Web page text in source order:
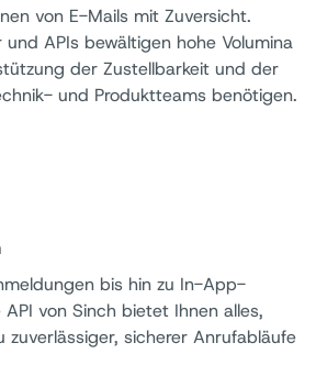
von E-Mails mit Zuversicht.
APIs bewältigen hohe Volumina
der Zustellbarkeit und der
und Produktteams benötigen.
bis hin zu In-App-
von Sinch bietet Ihnen alles,
zuverlässiger, sicherer Anrufabläufe